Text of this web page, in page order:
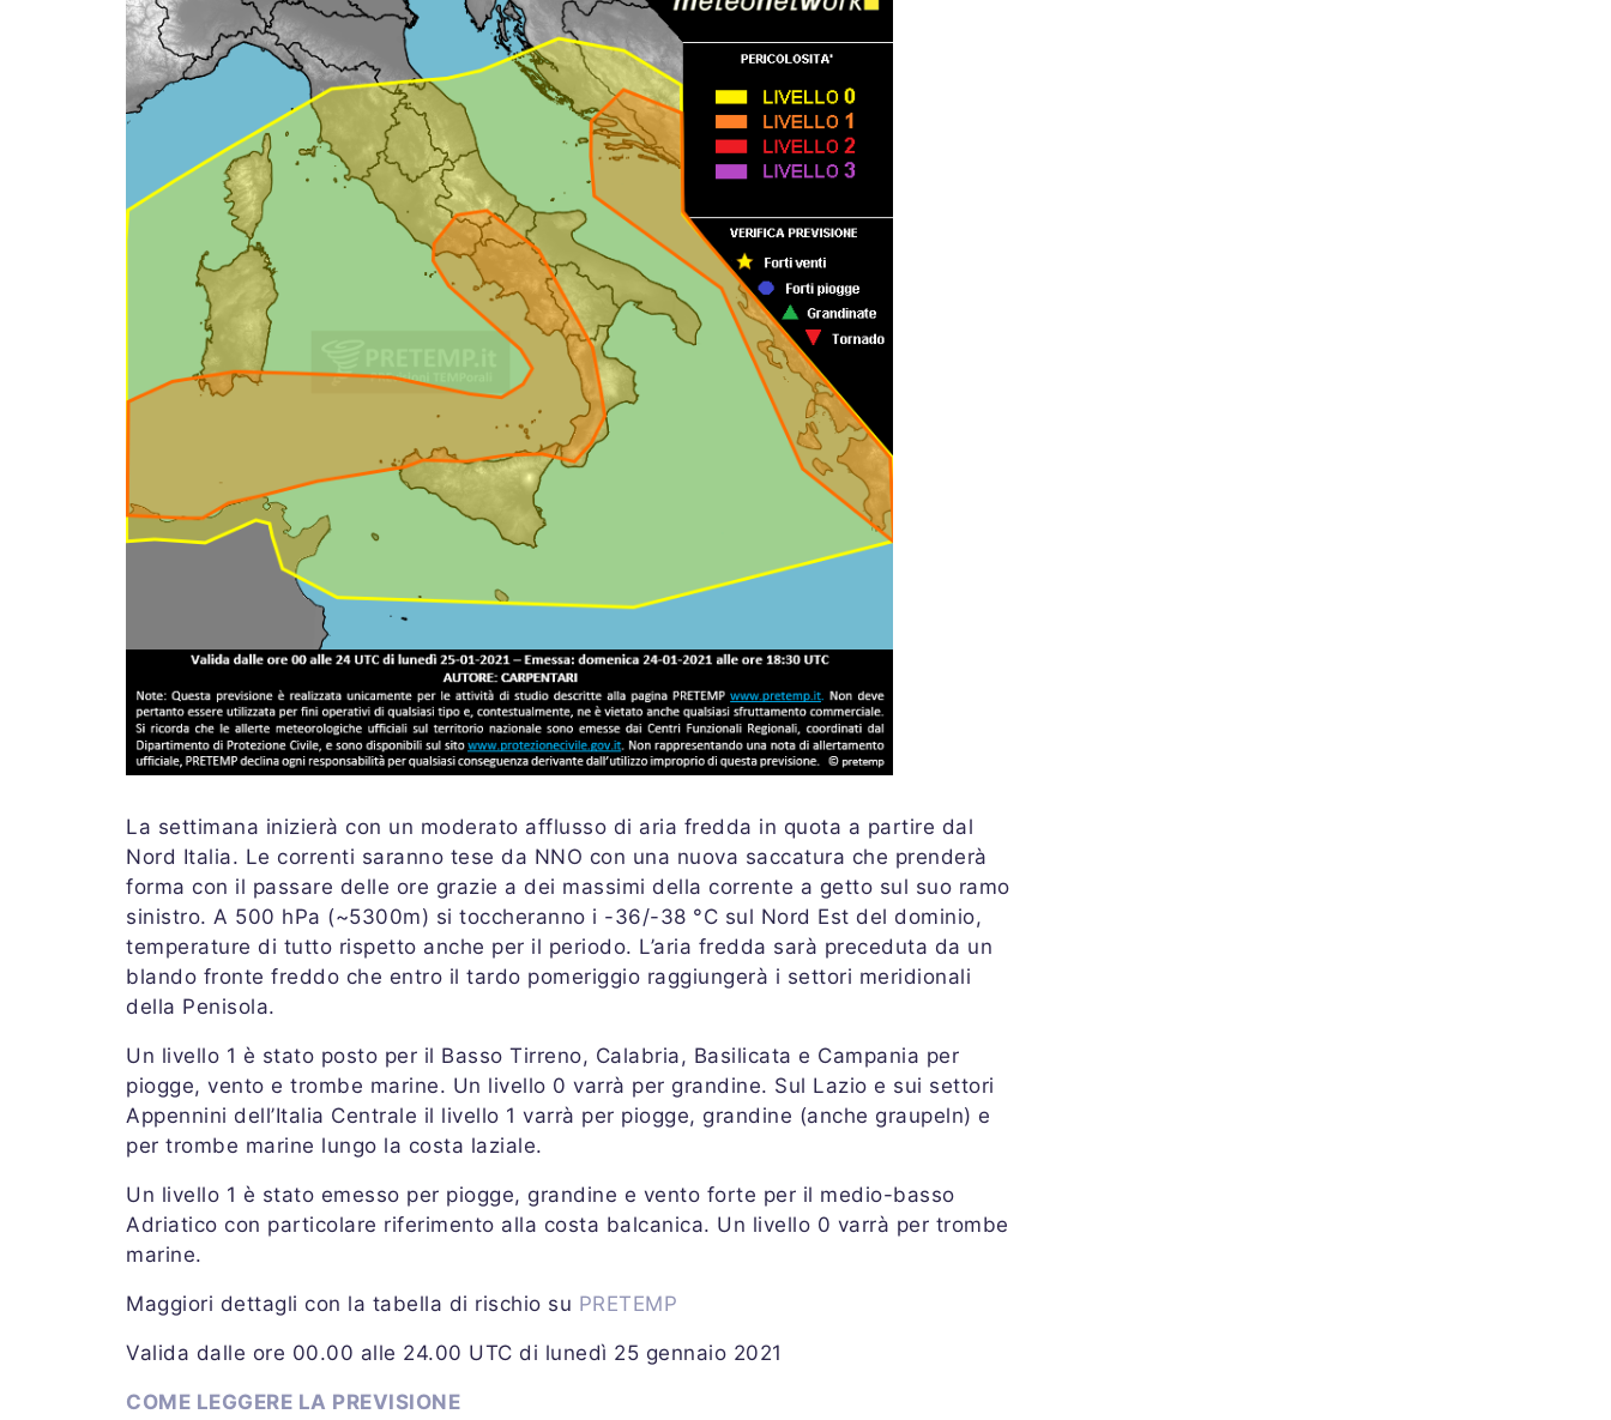
La settimana inizierà con un moderato afflusso di aria fredda in quota a partire dal
Nord Italia. Le correnti saranno tese da NNO con una nuova saccatura che prenderà
forma con il passare delle ore grazie a dei massimi della corrente a getto sul suo ramo
sinistro. A 500 hPa (~5300m) si toccheranno i -36/-38 °C sul Nord Est del dominio,
temperature di tutto rispetto anche per il periodo. L’aria fredda sarà preceduta da un
blando fronte freddo che entro il tardo pomeriggio raggiungerà i settori meridionali
della Penisola.
Un livello 1 è stato posto per il Basso Tirreno, Calabria, Basilicata e Campania per
piogge, vento e trombe marine. Un livello 0 varrà per grandine. Sul Lazio e sui settori
Appennini dell’Italia Centrale il livello 1 varrà per piogge, grandine (anche graupeln) e
per trombe marine lungo la costa laziale.
Un livello 1 è stato emesso per piogge, grandine e vento forte per il medio-basso
Adriatico con particolare riferimento alla costa balcanica. Un livello 0 varrà per trombe
marine.
Maggiori dettagli con la tabella di rischio su PRETEMP
Valida dalle ore 00.00 alle 24.00 UTC di lunedì 25 gennaio 2021
COME LEGGERE LA PREVISIONE